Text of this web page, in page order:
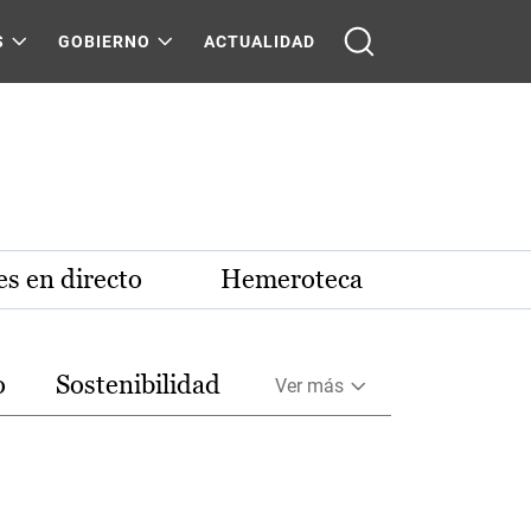
GOBIERNO ACTUALIDAD
en directo Hemeroteca
Sostenibilidad Ver más